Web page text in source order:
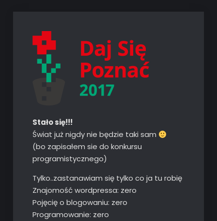
Stało się!!!
Świat już nigdy nie będzie taki sam
(bo zapisałem sie do konkursu
programistycznego)
Tylko..zastanawiam się tylko co ja tu robię
Znajomość wordpressa: zero
Pojęcię o blogowaniu: zero
Programowanie: zero